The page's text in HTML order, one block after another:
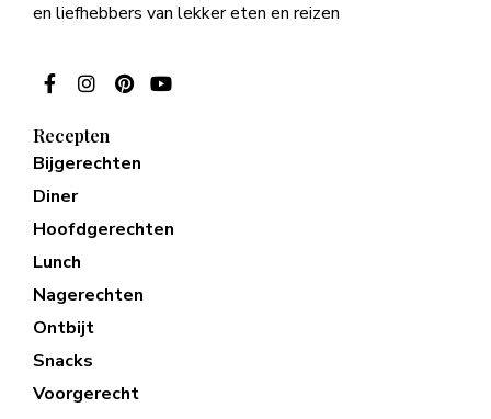
en liefhebbers van lekker eten en reizen
Recepten
Bijgerechten
Diner
Hoofdgerechten
Lunch
Nagerechten
Ontbijt
Snacks
Voorgerecht